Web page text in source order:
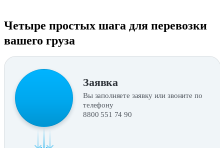
Четыре простых шага для перевозки
вашего груза
Заявка
Вы заполняете заявку или звоните по
телефону
8800 551 74 90